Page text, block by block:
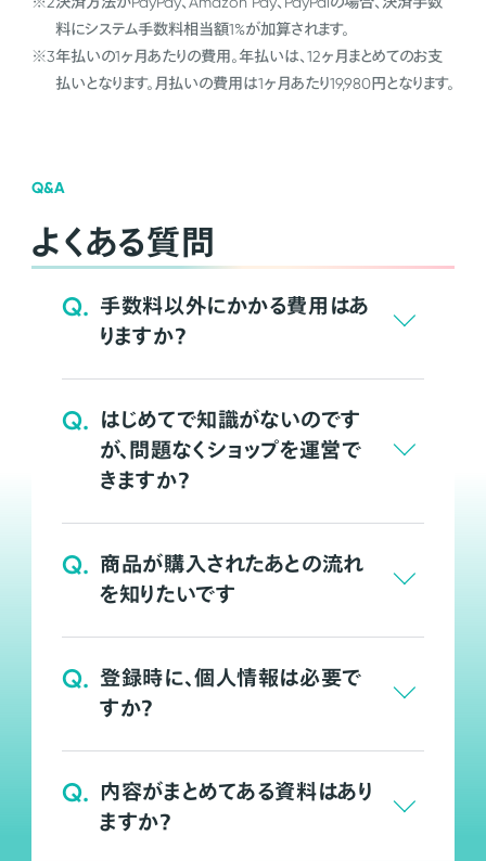
料にシステム手数料相当額1%が加算されます。
※3年払いの1ヶ月あたりの費用。年払いは、12ヶ月まとめてのお支
払いとなります。月払いの費用は1ヶ月あたり19,980円となります。
Q&A
よくある質問
Q. 手数料以外にかかる費用はあ
りますか？
Q. はじめてで知識がないのです
が、問題なくショップを運営で
きますか？
Q. 商品が購入されたあとの流れ
を知りたいです
Q. 登録時に、個人情報は必要で
すか？
Q. 内容がまとめてある資料はあり
ますか？